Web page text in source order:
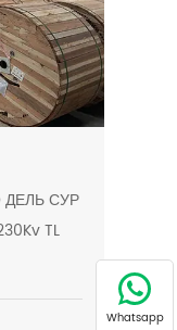
ДЕЛЬ СУР
TL
Whatsapp